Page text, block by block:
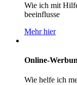
Wie ich mit
beeinflusse
Mehr hier
Online-
Wie helfe ich